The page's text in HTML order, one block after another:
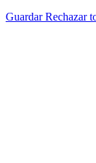
GuardarRechazar